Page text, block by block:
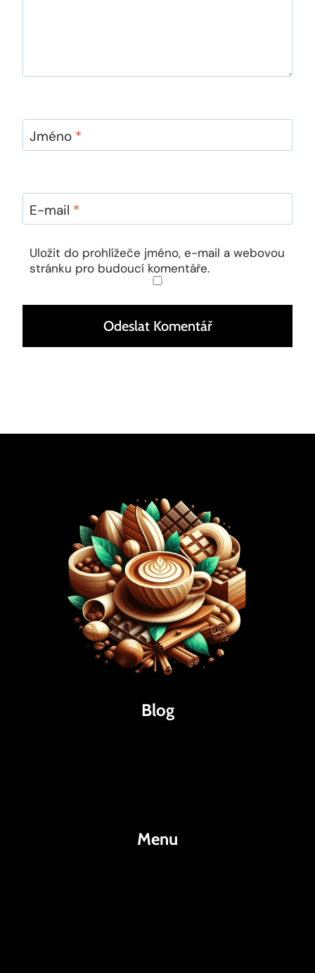
Jméno *
E-mail *
Uložit do prohlížeče jméno, e-mail a webovou
stránku pro budoucí komentáře.
Blog
Menu